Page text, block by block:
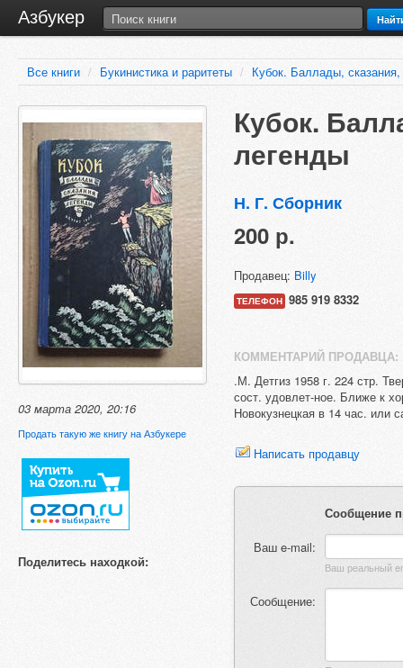
Азбукер
Все книги / Букинистика и раритеты / Кубок. Баллады,
03 марта 2020, 20:16
Продать такую же книгу на Азбукере
Поделитесь находкой:
Кубок.
легенды
Н. Г. Сборник
200 р.
Продавец: Billy
ТЕЛЕФОН 985 919 8332
КОММЕНТАРИЙ ПРОДАВЦА:
.М. Детгиз 1958 г. 224 стр.
сост. удовлет-ное. Ближе к
Новокузнецкая в 14 час. или
Написать продавцу
Сообщение
Ваш e-mail:
Сообщение: